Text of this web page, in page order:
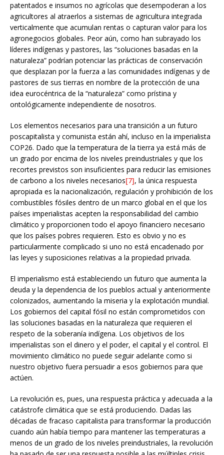
patentados e insumos no agrícolas que desempoderan a los
agricultores al atraerlos a sistemas de agricultura integrada
verticalmente que acumulan rentas o capturan valor para los
agronegocios globales. Peor aún, como han subrayado los
líderes indígenas y pastores, las “soluciones basadas en la
naturaleza” podrían potenciar las prácticas de conservación
que desplazan por la fuerza a las comunidades indígenas y de
pastores de sus tierras en nombre de la protección de una
idea eurocéntrica de la “naturaleza” como prístina y
ontológicamente independiente de nosotros.
Los elementos necesarios para una transición a un futuro
poscapitalista y comunista están ahí, incluso en la imperialista
COP26. Dado que la temperatura de la tierra ya está más de
un grado por encima de los niveles preindustriales y que los
recortes previstos son insuficientes para reducir las emisiones
de carbono a los niveles necesarios[7], la única respuesta
apropiada es la nacionalización, regulación y prohibición de los
combustibles fósiles dentro de un marco global en el que los
países imperialistas acepten la responsabilidad del cambio
climático y proporcionen todo el apoyo financiero necesario
que los países pobres requieren. Esto es obvio y no es
particularmente complicado si uno no está encadenado por
las leyes y suposiciones relativas a la propiedad privada.
El imperialismo está estableciendo un futuro que aumenta la
deuda y la dependencia de los pueblos actual y anteriormente
colonizados, aumentando la miseria y la explotación mundial.
Los gobiernos del capital fósil no están comprometidos con
las soluciones basadas en la naturaleza que requieren el
respeto de la soberanía indígena. Los objetivos de los
imperialistas son el dinero y el poder, el capital y el control. El
movimiento climático no puede seguir adelante como si
nuestro objetivo fuera persuadir a esos gobiernos para que
actúen.
La revolución es, pues, una respuesta práctica y adecuada a la
catástrofe climática que se está produciendo. Dadas las
décadas de fracaso capitalista para transformar la producción
cuando aún había tiempo para mantener las temperaturas a
menos de un grado de los niveles preindustriales, la revolución